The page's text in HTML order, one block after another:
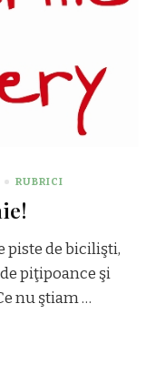
RUBRICI
piste de bicilişti,
piţipoance şi
nu ştiam …